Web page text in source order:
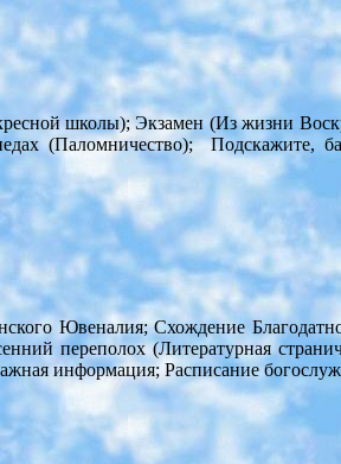
школы); Экзамен (Из жизни
(Паломничество);
Ювеналия; Схождение
переполох (Литературная
информация; Расписание